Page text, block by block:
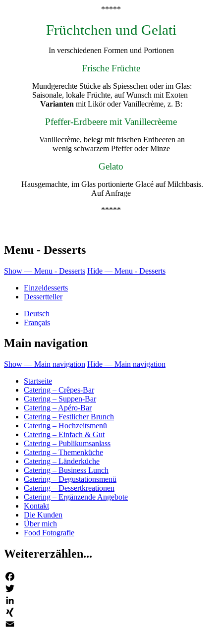
*****
Früchtchen und Gelati
In verschiedenen Formen und Portionen
Frische Früchte
Mundgerechte Stücke als Spiesschen oder im Glas:
Saisonale, lokale Früchte, auf Wunsch mit Exoten
Varianten mit Likör oder Vanillecrème, z. B:
Pfeffer-Erdbeere mit Vanillecrèeme
Vanillecrème, belegt mit frischen Erdbeeren an
wenig schwarzem Pfeffer oder Minze
Gelato
Hausgemachte, im Glas portionierte Glacé auf Milchbasis.
Auf Anfrage
*****
Menu - Desserts
Show — Menu - Desserts Hide — Menu - Desserts
Einzeldesserts
Dessertteller
Deutsch
Français
Main navigation
Show — Main navigation Hide — Main navigation
Startseite
Catering – Crêpes-Bar
Catering – Suppen-Bar
Catering – Apéro-Bar
Catering – Festlicher Brunch
Catering – Hochzeitsmenü
Catering – Einfach & Gut
Catering – Publikumsanlass
Catering – Themenküche
Catering – Länderküche
Catering – Business Lunch
Catering – Degustationsmenü
Catering – Dessertkreationen
Catering – Ergänzende Angebote
Kontakt
Die Kunden
Über mich
Food Fotografie
Weitererzählen...
Facebook
Twitter
LinkedIn
XING